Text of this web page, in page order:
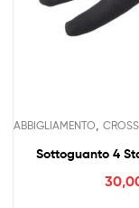
ABBIGLIAMENTO
Sottoguanto 4